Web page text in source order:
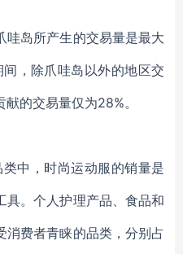
哇岛所产生的交易量是最大
，除爪哇岛以外的地区交
的交易量仅为28%。
类中，时尚运动服的销量是
具。个人护理产品、食品和
消费者青睐的品类，分别占